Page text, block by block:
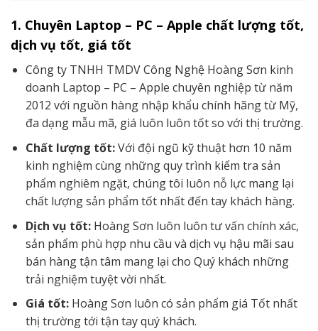
1. Chuyên Laptop – PC – Apple chất lượng tốt,
dịch vụ tốt, giá tốt
Công ty TNHH TMDV Công Nghệ Hoàng Sơn kinh
doanh Laptop – PC – Apple chuyên nghiệp từ năm
2012 với nguồn hàng nhập khẩu chính hãng từ Mỹ,
đa dạng mẫu mã, giá luôn luôn tốt so với thị trường.
Chất lượng tốt:Với đội ngũ kỹ thuật hơn 10 năm
kinh nghiệm cùng những quy trình kiểm tra sản
phẩm nghiêm ngặt, chúng tôi luôn nỗ lực mang lại
chất lượng sản phẩm tốt nhất đến tay khách hàng.
Dịch vụ tốt:Hoàng Sơn luôn luôn tư vấn chính xác,
sản phẩm phù hợp nhu cầu và dịch vụ hậu mãi sau
bán hàng tận tâm mang lại cho Quý khách những
trải nghiệm tuyệt vời nhất.
Giá tốt:Hoàng Sơn luôn có sản phẩm giá Tốt nhất
thị trường tới tận tay quý khách.